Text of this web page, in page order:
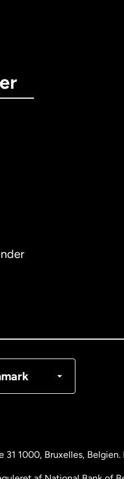
31 1000, Bruxelles,